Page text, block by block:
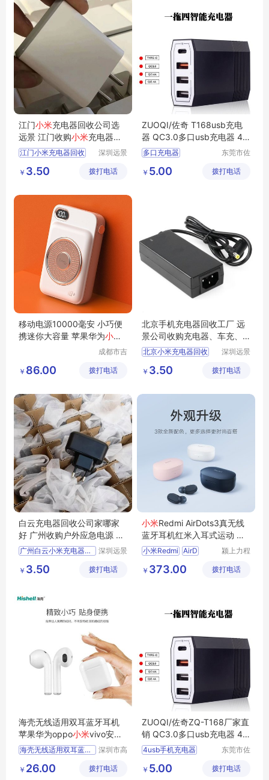
江门小米充电器回收公司选
远景 江门收购小米充电器、
路由器回收
江门小米充电器回收
深圳远景
有限公司
￥ 3.50 拨打电话
ZUOQI/佐奇 T168usb充电
器 QC3.0多口usb充电器 4u
sb 充电器智能手机快充 一拖
四 厂家直销
多口充电器
usb充电器
东莞市佐
限公司
￥ 5.00 拨打电话
移动电源10000毫安 小巧便
携迷你大容量 苹果华为小米
成都市吉
技有限公
￥ 86.00 拨打电话
北京手机充电器回收工厂 远
景公司收购充电器、车充、
电源适配器
北京小米充电器回收
深圳远景
有限公司
￥ 3.50 拨打电话
白云充电器回收公司家哪家
好 广州收购户外应急电源 汽
车启动电源
广州白云小米充电器回收
深圳远景
有限公司
￥ 3.50 拨打电话
小米Redmi AirDots3真无线
蓝牙耳机红米入耳式运动 适
用苹果华为
小米Redmi AirD
颍上力程
有限公司
￥ 373.00 拨打电话
海壳无线适用双耳蓝牙耳机
苹果华为oppo小米vivo安卓
通用耳机手机适用立体声耳
机
海壳无线适用双耳蓝牙耳机
海壳手机适用立体声耳机
深圳市高
限公司
￥ 26.00 拨打电话
ZUOQI/佐奇ZQ-T168厂家直
销 QC3.0多口usb充电器 4u
sb桌面式智能手机快充 一拖
四
4usb手机充电器
usb充电器
充电器厂家
东莞市佐
限公司
￥ 5.00 拨打电话